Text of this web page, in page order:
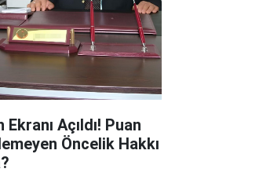
Açıldı! Puan
Öncelik Hakkı